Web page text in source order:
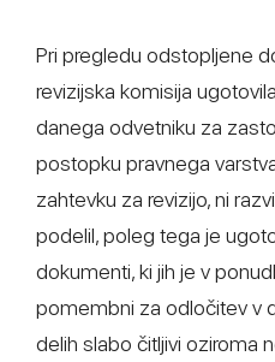
Pri pregledu odstopljene
revizijska komisija
danega odvetniku za
postopku pravnega
zahtevku za revizijo, ni
podelil, poleg tega je
dokumenti, ki jih je v
pomembni za odločitev v
delih slabo čitljivi oziroma